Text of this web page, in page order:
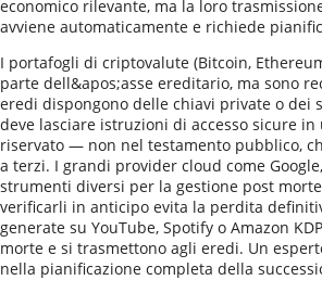
economico rilevante, ma la loro
avviene automaticamente e richiede
I portafogli di criptovalute (Bitcoin,
parte dell&apos;asse ereditario, ma sono
eredi dispongono delle chiavi private o dei
deve lasciare istruzioni di accesso sicure
riservato — non nel testamento pubblico,
a terzi. I grandi provider cloud come
strumenti diversi per la gestione post
verificarli in anticipo evita la perdita
generate su YouTube, Spotify o Amazon
morte e si trasmettono agli eredi. Un
nella pianificazione completa della